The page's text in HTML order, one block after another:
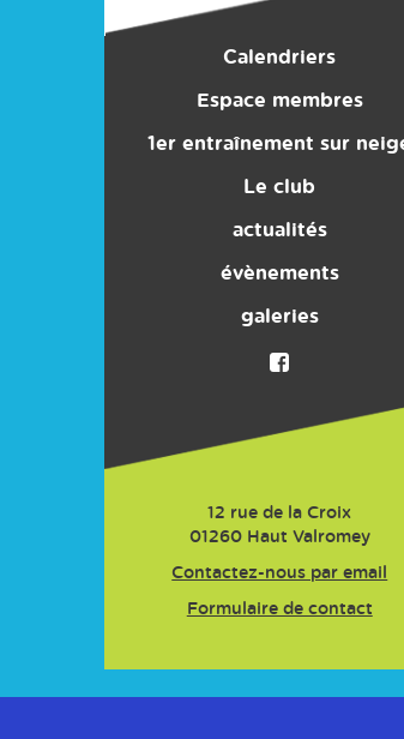
Calendriers
Entraînements
Compétitions
Stages
Espace membres
Bonnes Affaires
1er entraînement sur
Le club
ACTIVITES
Nos partenaires
Presse
Adhésion
actualités
évènements
galeries
12 rue de la Croix
01260 Haut Valromey
Contactez-nous par email
Formulaire de contact